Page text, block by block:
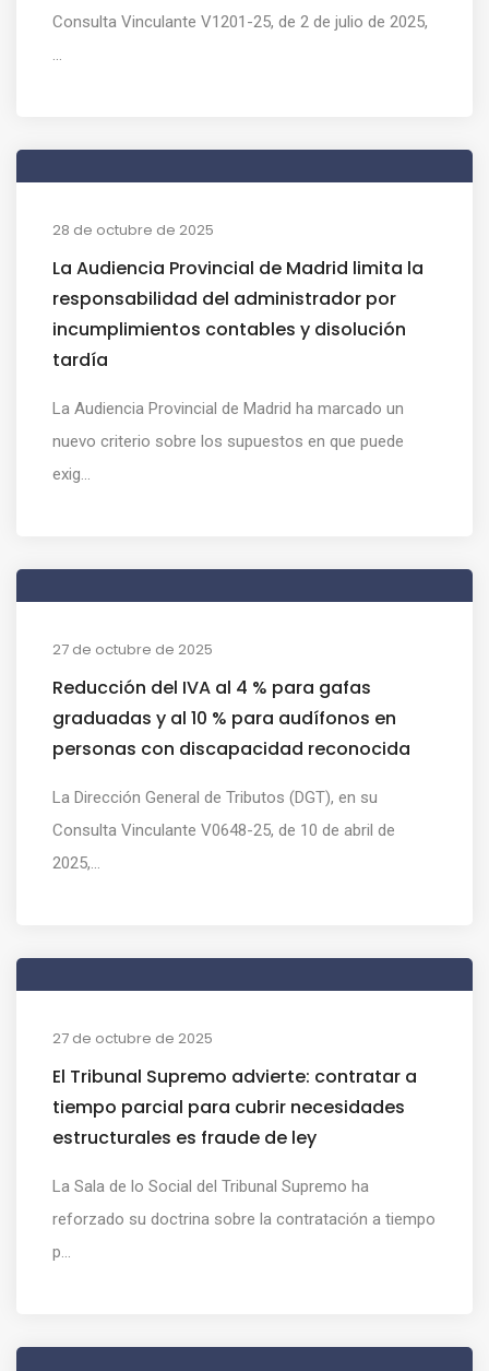
Consulta Vinculante V1201-25, de 2 de julio de 2025,
...
28 de octubre de 2025
La Audiencia Provincial de Madrid limita la
responsabilidad del administrador por
incumplimientos contables y disolución
tardía
La Audiencia Provincial de Madrid ha marcado un
nuevo criterio sobre los supuestos en que puede
exig...
27 de octubre de 2025
Reducción del IVA al 4 % para gafas
graduadas y al 10 % para audífonos en
personas con discapacidad reconocida
La Dirección General de Tributos (DGT), en su
Consulta Vinculante V0648-25, de 10 de abril de
2025,...
27 de octubre de 2025
El Tribunal Supremo advierte: contratar a
tiempo parcial para cubrir necesidades
estructurales es fraude de ley
La Sala de lo Social del Tribunal Supremo ha
reforzado su doctrina sobre la contratación a tiempo
p...